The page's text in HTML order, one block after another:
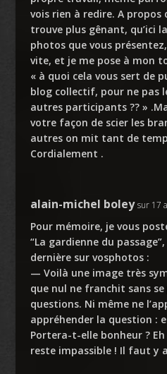
vois rien à redire. A
trouve plus gênant, qu’ici
photos que vous
vite, et je me pose à mon
« à quoi cela vous sert de
blog collectif, pour ne pas
autres participants ?? »
votre façon de scier les
autres on mit tant de
Cordialement .
alain-michel boley sur 17
Pour mémoire, je vous
“La gardienne du
dernière sur vosphotos :
— Voilà une image très
que nul ne franchit sans
questions. Ni même ne
appréhender la question :
Portera-t-elle bonheur ?
reste impassible ! Il faut y